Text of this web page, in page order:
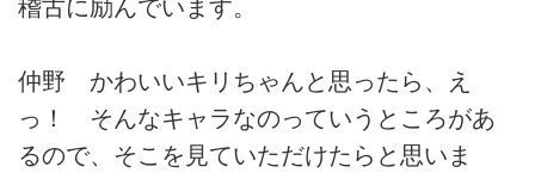
稽古に励んでいます。
仲野 かわいいキリちゃんと思ったら、え
っ！ そんなキャラなのっていうところがあ
るので、そこを見ていただけたらと思いま